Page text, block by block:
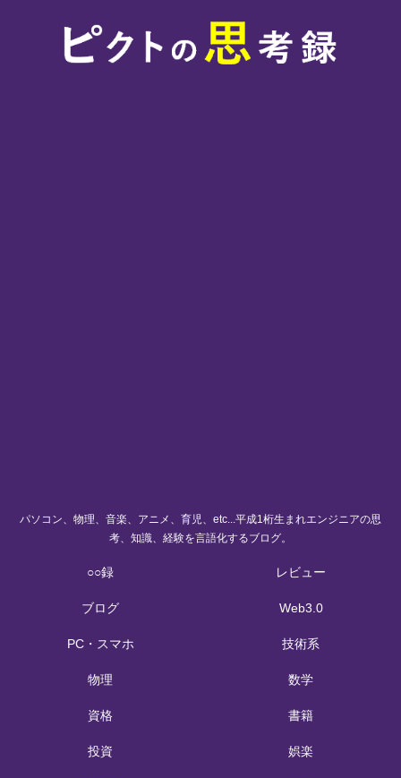
パソコン、物理、音楽、アニメ、育児、etc...平成1桁生まれエンジニアの思
考、知識、経験を言語化するブログ。
○○録 レビュー
ブログ Web3.0
PC・スマホ 技術系
物理 数学
資格 書籍
投資 娯楽